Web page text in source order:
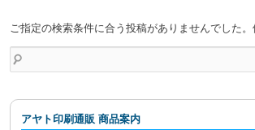
ご指定の検索条件に合う投稿がありませんでした
検
索:
アヤト印刷通販 商品案内